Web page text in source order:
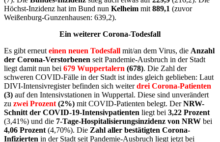
Höchst-Inzidenz hat im Bund nun Kelheim mit 889,1 (zuvor
Weißenburg-Gunzenhausen: 639,2).
Ein weiterer Corona-Todesfall
Es gibt erneut einen neuen Todesfall mit/an dem Virus, die Anzahl
der Corona-Verstorbenen seit Pandemie-Ausbruch in der Stadt
liegt damit nun bei 679 Wuppertalern (678). Die Zahl der
schweren COVID-Fälle in der Stadt ist indes gleich geblieben: Laut
DIVI-Intensivregister befinden sich weiterdrei Corona-Patienten
(3) auf den Intensivstationen in Wuppertal. Diese sind unverändert
zu zwei Prozent (2%) mit COVID-Patienten belegt. DerNRW-
Schnitt der COVID-19-Intensivpatienten liegt bei 3,22 Prozent
(3,41%) und die 7-Tage-Hospitalisierungsinzidenz von NRW bei
4,06 Prozent (4,70%). Die Zahl aller bestätigten Corona-
Infizierten in der Stadt seit Pandemie-Ausbruch liegt jetzt bei